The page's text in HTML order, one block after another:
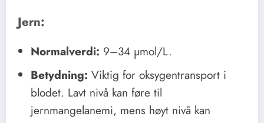
Jern:
Normalverdi: 9–34 µmol/L.
Betydning: Viktig for oksygentransport i
blodet. Lavt nivå kan føre til
jernmangelanemi, mens høyt nivå kan